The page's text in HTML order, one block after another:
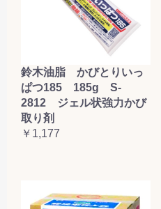
鈴木油脂 かびとりいっ
ぱつ185 185g S-
2812 ジェル状強力かび
取り剤
￥1,177